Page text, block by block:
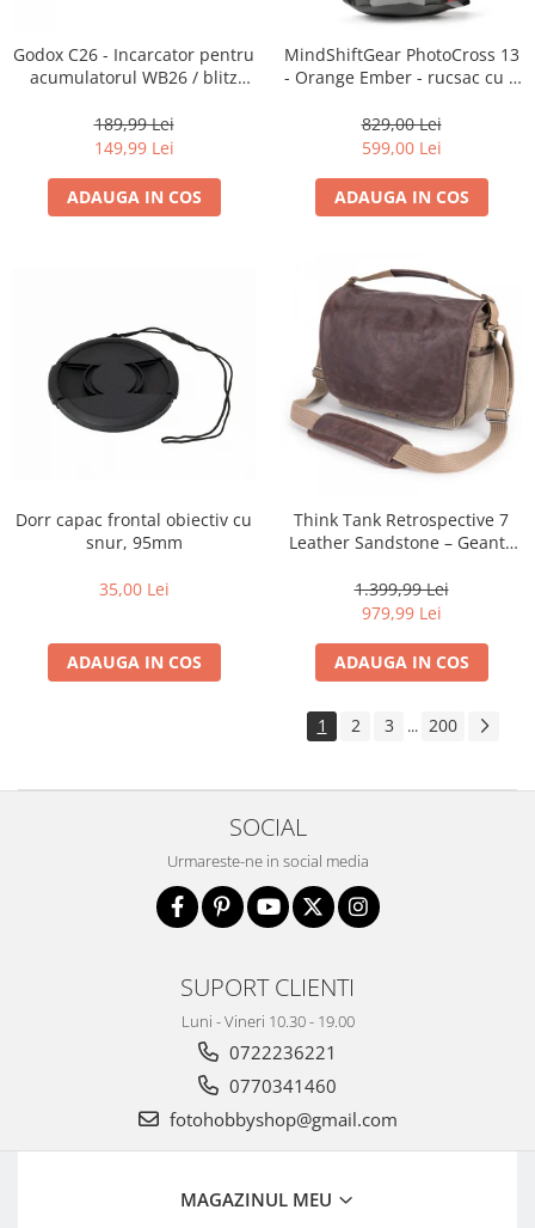
Godox C26 - Incarcator pentru
acumulatorul WB26 / blitz
189,99 Lei
149,99 Lei
ADAUGA IN COS
MindShiftGear PhotoCross 13
- Orange Ember - rucsac cu o
829,00 Lei
599,00 Lei
ADAUGA IN COS
Dorr capac frontal obiectiv cu
snur, 95mm
35,00 Lei
ADAUGA IN COS
Think Tank Retrospective 7
Leather Sandstone – Geantă
DSLR/Mirrorless
1.399,99 Lei
979,99 Lei
ADAUGA IN COS
1 2 3 ... 200
SOCIAL
Urmareste-ne in social media
SUPORT CLIENTI
Luni - Vineri 10.30 - 19.00
0722236221
0770341460
fotohobbyshop@gmail.com
MAGAZINUL MEU